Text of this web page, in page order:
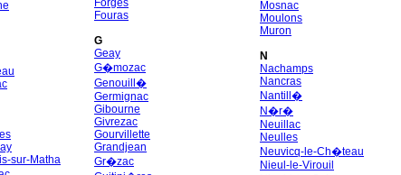
sur-Matha
Forges
Fouras
G
Geay
G�mozac
Genouill�
Germignac
Gibourne
Givrezac
Gourvillette
Grandjean
Gr�zac
Mosnac
Moulons
Muron
N
Nachamps
Nancras
Nantill�
N�r�
Neuillac
Neulles
Neuvicq-le-Ch�teau
Nieul-le-Virouil